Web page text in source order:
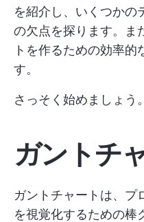
を紹介し、いくつかの
の欠点を探ります。ま
トを作るための効率的
す。
さっそく始めましょう。
ガントチ
ガントチャートは、プ
を視覚化するための棒